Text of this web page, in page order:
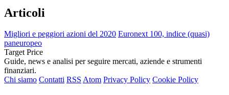
Articoli
Migliori e peggiori azioni del 2020 Euronext 100, indice (quasi)
paneuropeo
Target Price
Guide, news e analisi per seguire mercati, aziende e strumenti
finanziari.
Chi siamo Contatti RSS Atom Privacy Policy Cookie Policy